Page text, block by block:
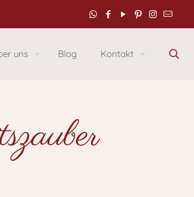
uns Blog Kontakt